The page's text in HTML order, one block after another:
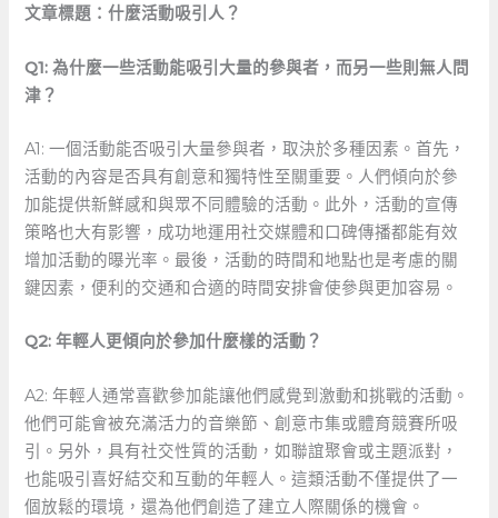
文章標題：什麼活動吸引人？
Q1: 為什麼一些活動能吸引大量的參與者，而另一些則無人問
津？
A1: 一個活動能否吸引大量參與者，取決於多種因素。首先，
活動的內容是否具有創意和獨特性至關重要。人們傾向於參
加能提供新鮮感和與眾不同體驗的活動。此外，活動的宣傳
策略也大有影響，成功地運用社交媒體和口碑傳播都能有效
增加活動的曝光率。最後，活動的時間和地點也是考慮的關
鍵因素，便利的交通和合適的時間安排會使參與更加容易。
Q2: 年輕人更傾向於參加什麼樣的活動？
A2: 年輕人通常喜歡參加能讓他們感覺到激動和挑戰的活動。
他們可能會被充滿活力的音樂節、創意市集或體育競賽所吸
引。另外，具有社交性質的活動，如聯誼聚會或主題派對，
也能吸引喜好結交和互動的年輕人。這類活動不僅提供了一
個放鬆的環境，還為他們創造了建立人際關係的機會。